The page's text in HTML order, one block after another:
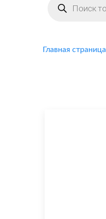
товаров
Главная страница